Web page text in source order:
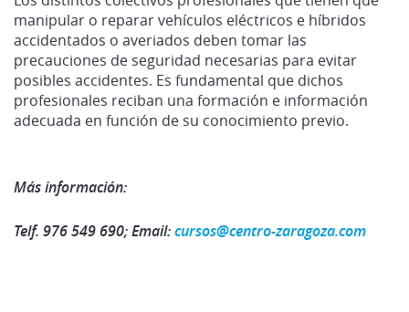
manipular o reparar vehículos eléctricos e híbridos
accidentados o averiados deben tomar las
precauciones de seguridad necesarias para evitar
posibles accidentes. Es fundamental que dichos
profesionales reciban una formación e información
adecuada en función de su conocimiento previo.
Más información:
Telf. 976 549 690;Email:cursos@centro-zaragoza.com